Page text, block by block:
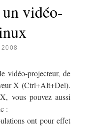
vidéo-
2008
vidéo-projecteur, de
X (Ctrl+Alt+Del).
vous pouvez aussi
:
ont pour effet